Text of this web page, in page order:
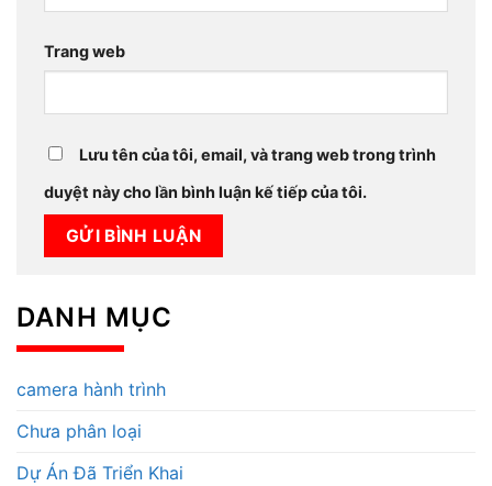
Trang web
Lưu tên của tôi, email, và trang web trong trình
duyệt này cho lần bình luận kế tiếp của tôi.
DANH MỤC
camera hành trình
Chưa phân loại
Dự Án Đã Triển Khai